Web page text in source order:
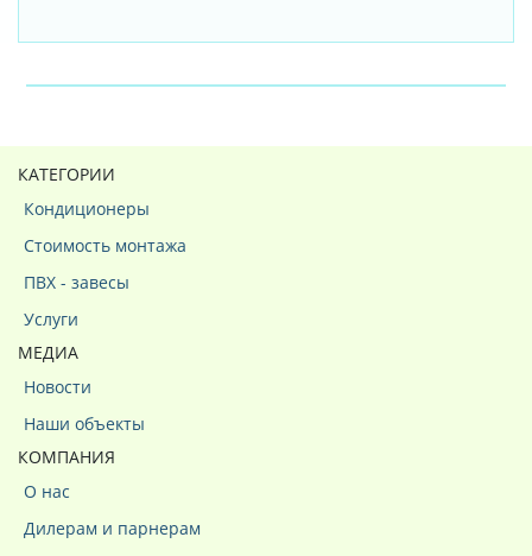
КАТЕГОРИИ
Кондиционеры
Стоимость монтажа
ПВХ - завесы
Услуги
МЕДИА
Новости
Наши объекты
КОМПАНИЯ
О нас
Дилерам и парнерам